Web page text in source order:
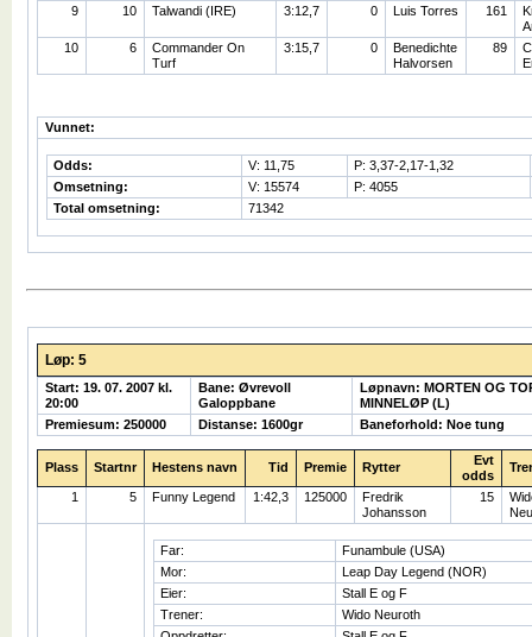
9
10 Talwandi (IRE) 3:12,7 0 Luis Torres 161
10
6
Commander On
Turf
3:15,7 0
Benedichte
Halvorsen
89
Vunnet:
Odds: V: 11,75
P: 3,37-2,17-1,32
Omsetning:
V: 15574
P: 4055
Total omsetning:
71342
Løp: 5
Start: 19. 07. 2007 kl.
20:00
Bane: Øvrevoll
Galoppbane
Løpnavn: MORTEN OG
MINNELØP (L)
Premiesum: 250000
Distanse: 1600gr Baneforhold: Noe tung
Plass Startnr Hestens navn Tid Premie Rytter
Evt
odds
1 5 Funny Legend 1:42,3 125000
Fredrik
Johansson
15
Far:
Funambule (USA)
Mor:
Leap Day Legend (NOR)
Eier:
Stall E og F
Trener:
Wido Neuroth